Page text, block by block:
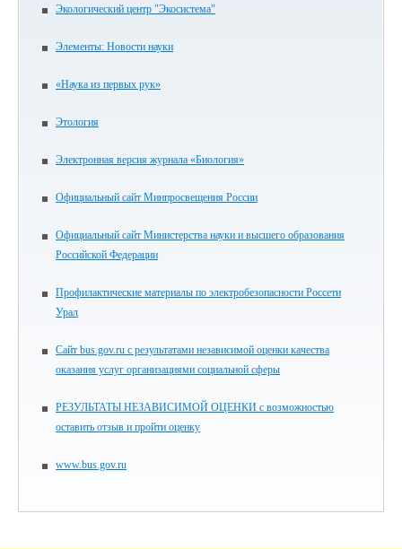
Экологический центр "Экосистема"
Элементы: Новости науки
«Наука из первых рук»
Этология
Электронная версия журнала «Биология»
Официальный сайт Минпросвещения России
Официальный сайт Министерства науки и высшего образования
Российской Федерации
Профилактические материалы по электробезопасности Россети
Урал
Сайт bus.gov.ru с результатами независимой оценки качества
оказания услуг организациями социальной сферы
РЕЗУЛЬТАТЫ НЕЗАВИСИМОЙ ОЦЕНКИ с возможностью
оставить отзыв и пройти оценку
www.bus.gov.ru